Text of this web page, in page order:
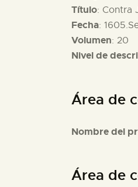
Título: Contra
Fecha:
Volumen: 20
Nivel de
Área de
Nombre del
Área de